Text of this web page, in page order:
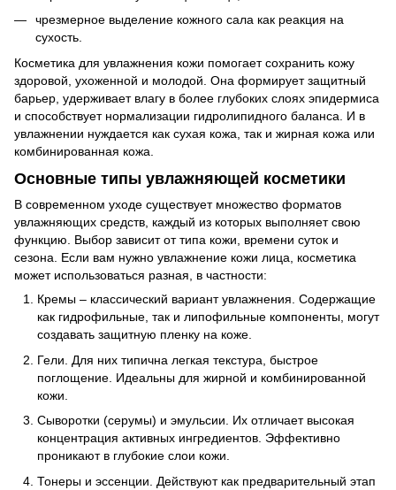
чрезмерное выделение кожного сала как реакция на
сухость.
Косметика для увлажнения кожи помогает сохранить кожу
здоровой, ухоженной и молодой. Она формирует защитный
барьер, удерживает влагу в более глубоких слоях эпидермиса
и способствует нормализации гидролипидного баланса. И в
увлажнении нуждается как сухая кожа, так и жирная кожа или
комбинированная кожа.
Основные типы увлажняющей косметики
В современном уходе существует множество форматов
увлажняющих средств, каждый из которых выполняет свою
функцию. Выбор зависит от типа кожи, времени суток и
сезона. Если вам нужно увлажнение кожи лица, косметика
может использоваться разная, в частности:
Кремы – классический вариант увлажнения. Содержащие
как гидрофильные, так и липофильные компоненты, могут
создавать защитную пленку на коже.
Гели. Для них типична легкая текстура, быстрое
поглощение. Идеальны для жирной и комбинированной
кожи.
Сыворотки (серумы) и эмульсии. Их отличает высокая
концентрация активных ингредиентов. Эффективно
проникают в глубокие слои кожи.
Тонеры и эссенции. Действуют как предварительный этап